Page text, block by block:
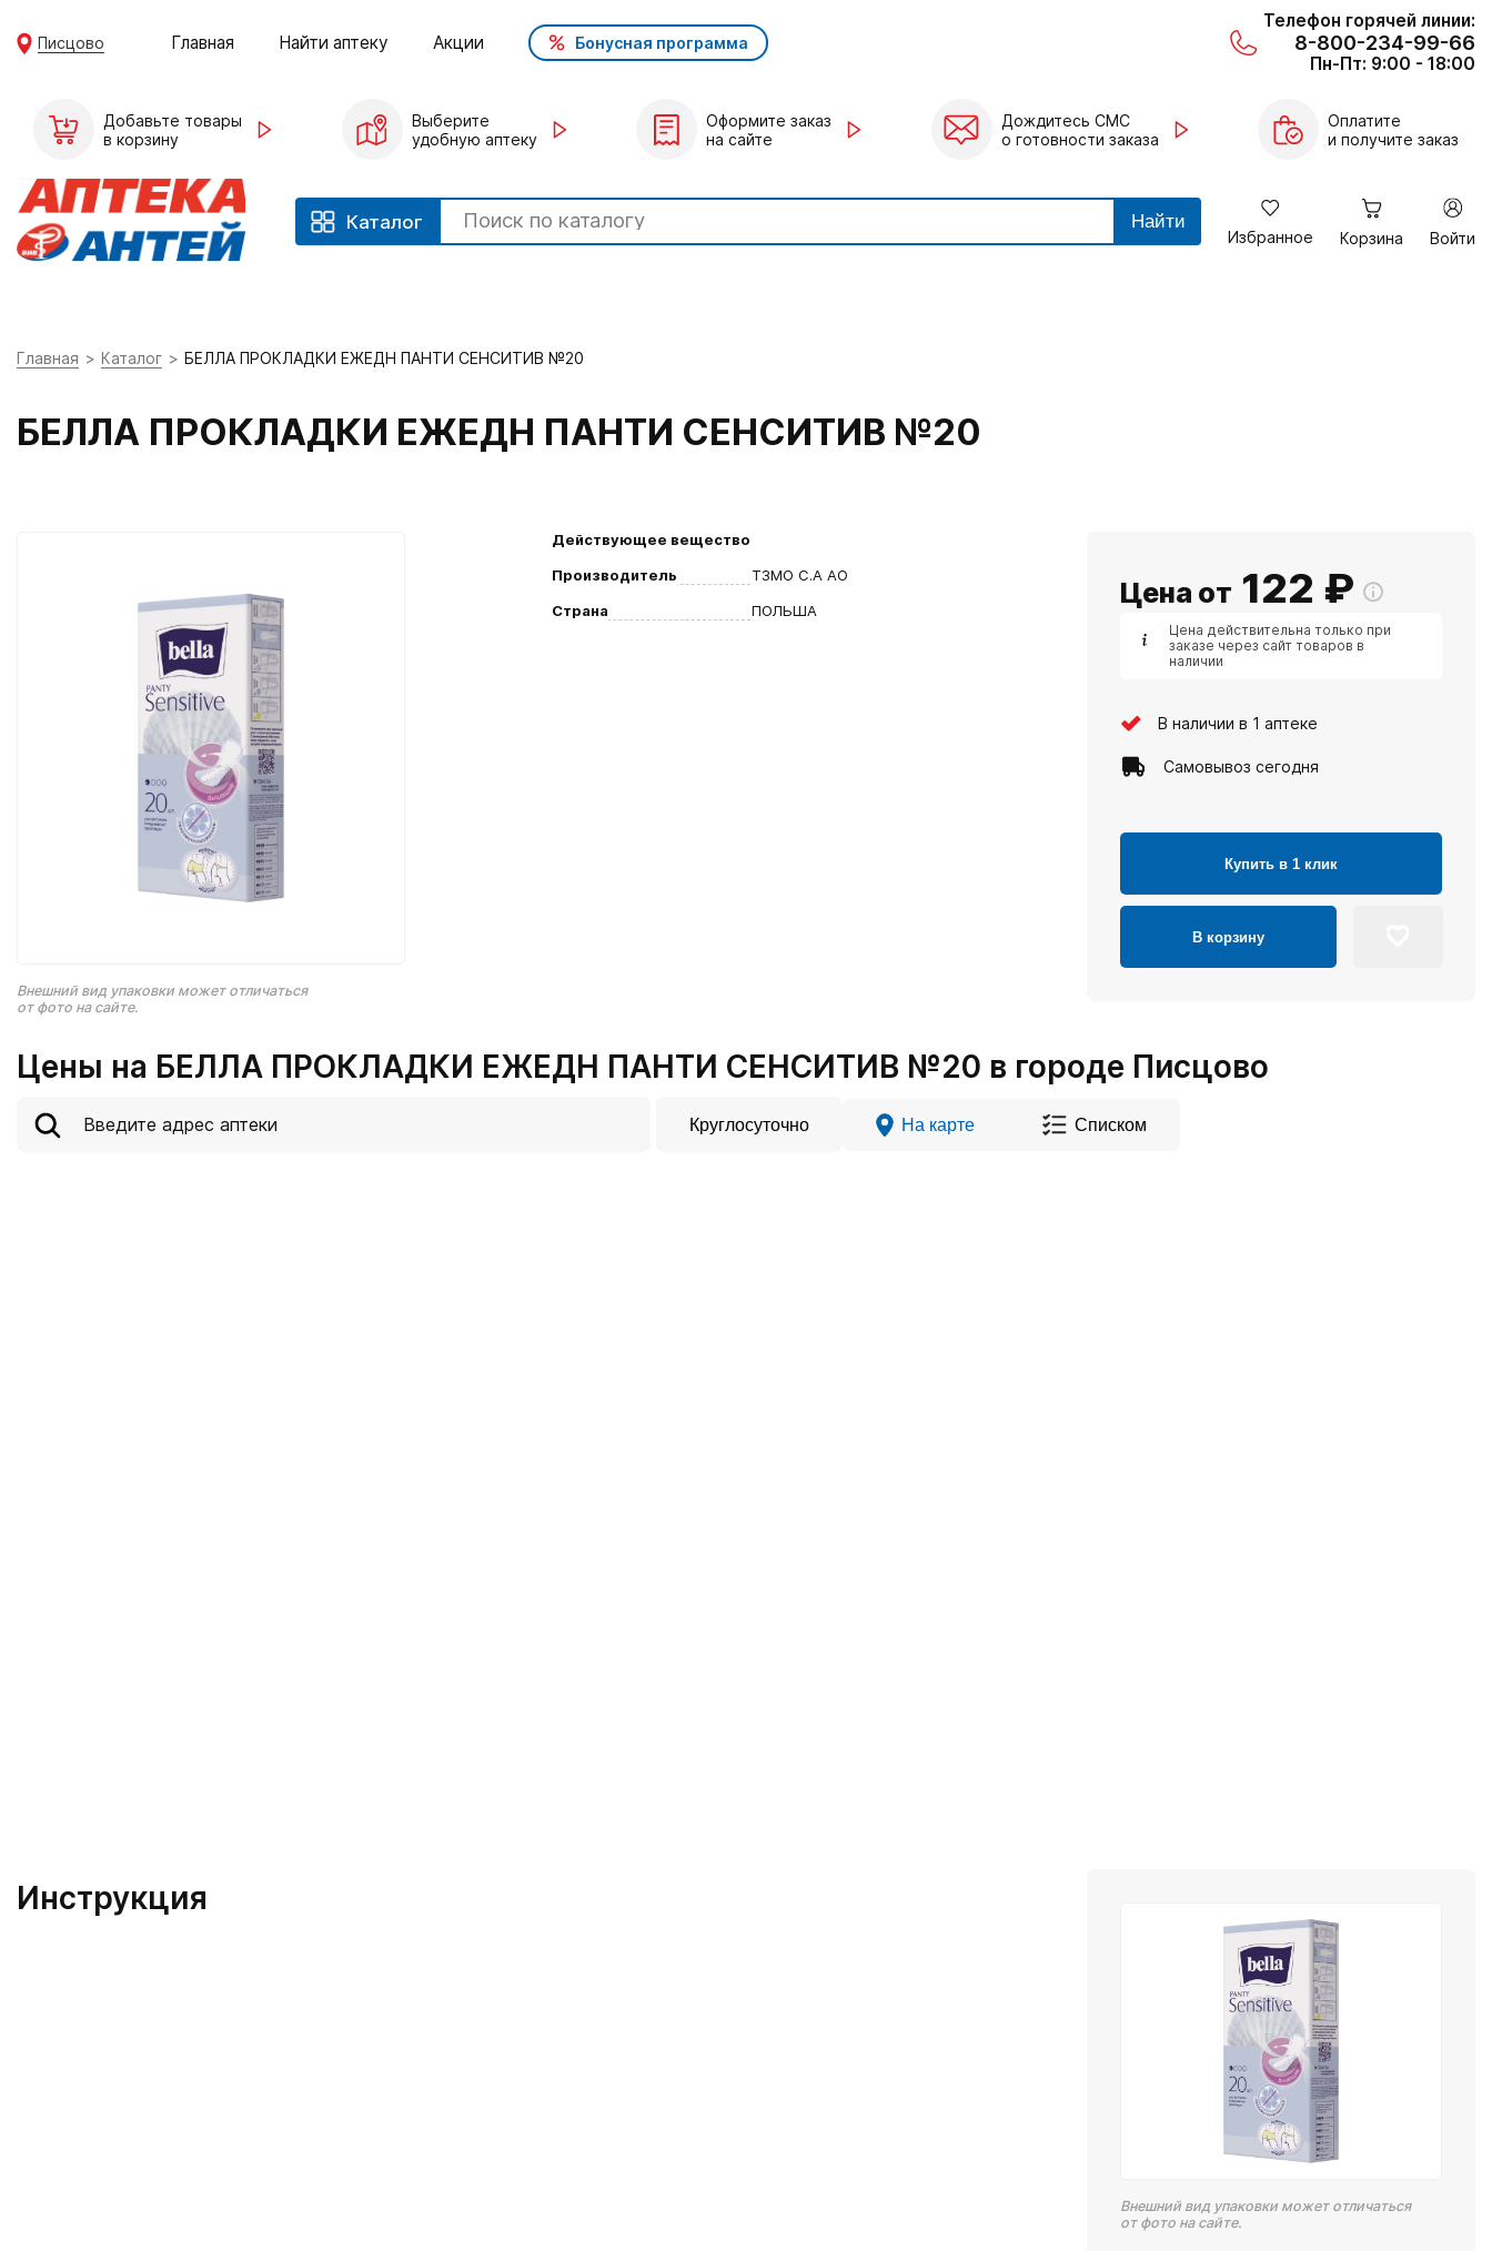
Писцово Главная Найти аптеку Акции Бонусная программа
Телефон горячей линии:
8-800-234-99-66
Пн-Пт: 9:00 - 18:00
Добавьте товары
в корзину
Выберите
удобную аптеку
Оформите заказ
на сайте
Дождитесь СМС
о готовности заказа
Оплатите
и получите заказ
Каталог Найти
Избранное Корзина Войти
Главная Каталог БЕЛЛА ПРОКЛАДКИ ЕЖЕДН ПАНТИ СЕНСИТИВ №20
БЕЛЛА ПРОКЛАДКИ ЕЖЕДН ПАНТИ СЕНСИТИВ №20
Внешний вид упаковки может отличаться
от фото на сайте.
Действующее вещество
Производитель
ТЗМО С.А АО
Страна
ПОЛЬША
Цена от 122 ₽
Цена действительна только при
заказе через сайт товаров в
наличии
В наличии в 1 аптеке
Самовывоз сегодня
Купить в 1 клик
В корзину
Цены на БЕЛЛА ПРОКЛАДКИ ЕЖЕДН ПАНТИ СЕНСИТИВ №20 в городе Писцово
Круглосуточно На карте Списком
Инструкция
Внешний вид упаковки может отличаться
от фото на сайте.